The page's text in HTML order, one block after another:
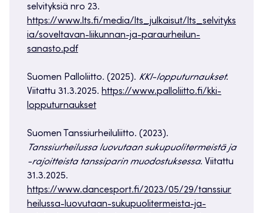
selvityksiä nro 23.
https://www.lts.fi/media/lts_julkaisut/lts_selvityks
ia/soveltavan-liikunnan-ja-paraurheilun-
sanasto.pdf
Suomen Palloliitto. (2025). KKI-lopputurnaukset.
Viitattu 31.3.2025. https://www.palloliitto.fi/kki-
lopputurnaukset
Suomen Tanssiurheiluliitto. (2023).
Tanssiurheilussa luovutaan sukupuolitermeistä ja
-rajoitteista tanssiparin muodostuksessa. Viitattu
31.3.2025.
https://www.dancesport.fi/2023/05/29/tanssiur
heilussa-luovutaan-sukupuolitermeista-ja-